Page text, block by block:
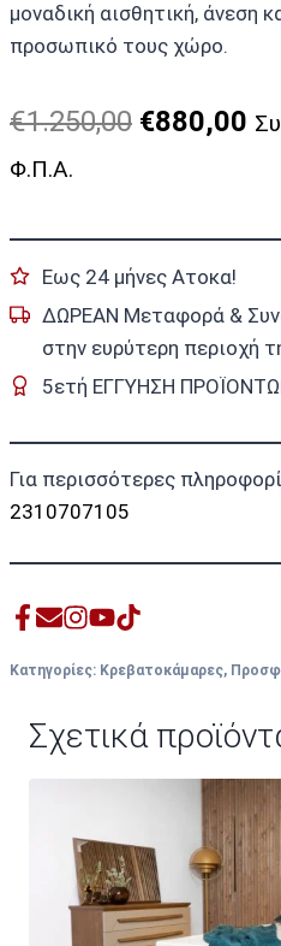
μοναδική αισθητική, άνεση
προσωπικό τους χώρο.
€1.250,00 Original
€880,00 Η
Φ.Π.Α.
Εως 24 μήνες Ατοκα!
ΔΩΡΕΑΝ Μεταφορά &
στην ευρύτερη περιοχή
5ετή ΕΓΓΥΗΣΗ
Για περισσότερες
2310707105
Κατηγορίες: Κρεβατοκάμαρες,
Σχετικά